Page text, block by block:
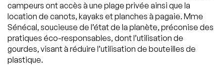
campeurs ont accès à une plage privée ainsi que la
location de canots, kayaks et planches à pagaie. Mme
Sénécal, soucieuse de l’état de la planète, préconise des
pratiques éco-responsables, dont l’utilisation de
gourdes, visant à réduire l’utilisation de bouteilles de
plastique.